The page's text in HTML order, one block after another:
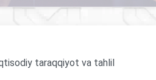
taraqqiyot va tahlil